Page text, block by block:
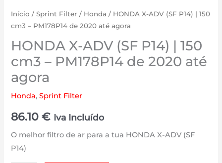
Início /Sprint Filter / Honda / HONDA X-ADV (SF P14) | 150
cm3 – PM178P14 de 2020 até agora
HONDA X-ADV (SF P14) | 150
cm3 – PM178P14 de 2020 até
agora
Honda,Sprint Filter
86.10€ Iva Incluído
O melhor filtro de ar para a tua HONDA X-ADV (SF
P14)